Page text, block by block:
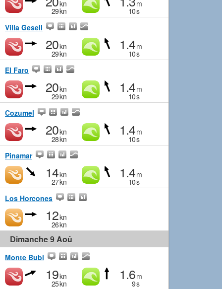
kn
29kn
m
10s
Villa Gesell
20kn
29kn
1.4m
10s
El Faro
20kn
29kn
1.4m
10s
Cozumel
20kn
28kn
1.4m
10s
Pinamar
14kn
27kn
1.4m
10s
Los Horcones
12kn
26kn
Dimanche 9 Aoû
Monte Bubi
19kn
25kn
1.6m
9s